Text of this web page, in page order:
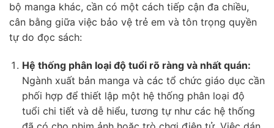
bộ manga khác, cần có một cách tiếp cận đa chiều,
cân bằng giữa việc bảo vệ trẻ em và tôn trọng quyền
tự do đọc sách:
Hệ thống phân loại độ tuổi rõ ràng và nhất quán:
Ngành xuất bản manga và các tổ chức giáo dục cần
phối hợp để thiết lập một hệ thống phân loại độ
tuổi chi tiết và dễ hiểu, tương tự như các hệ thống